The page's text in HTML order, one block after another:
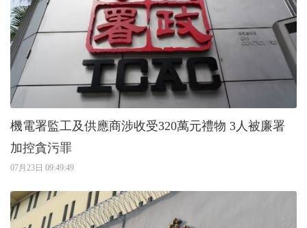
機電署監工及供應商涉收受320萬元禮物 3人被廉署
加控貪污罪
07月23日 09:49:49